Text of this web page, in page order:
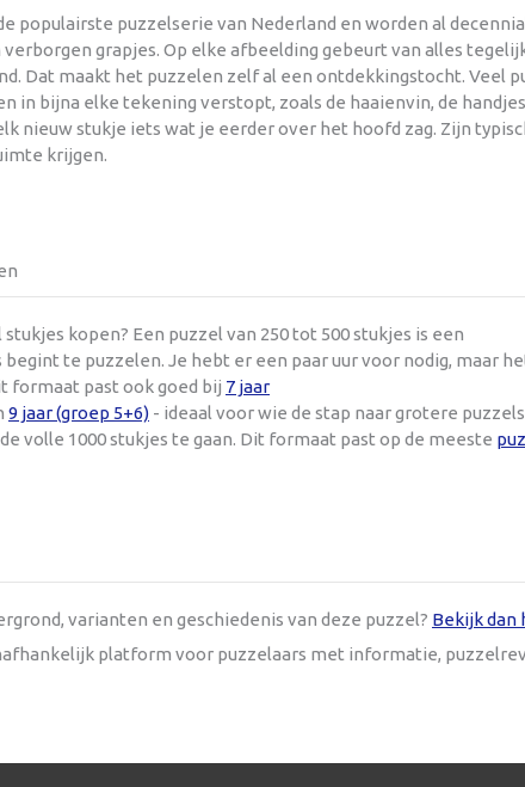
populairste puzzelserie van Nederland en worden al
grapjes. Op elke afbeelding gebeurt van alles
Dat maakt het puzzelen zelf al een ontdekkingstocht. Veel
in bijna elke tekening verstopt, zoals de haaienvin, de
nieuw stukje iets wat je eerder over het hoofd zag. Zijn
krijgen.
kopen? Een puzzel van 250 tot 500 stukjes is een
te puzzelen. Je hebt er een paar uur voor nodig, maar
formaat past ook goed bij 7 jaar
9 jaar (groep 5+6) - ideaal voor wie de stap naar grotere puzzels
volle 1000 stukjes te gaan. Dit formaat past op de meeste
varianten en geschiedenis van deze puzzel? Bekijk dan
platform voor puzzelaars met informatie,